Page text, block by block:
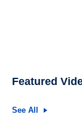
Featured
See All